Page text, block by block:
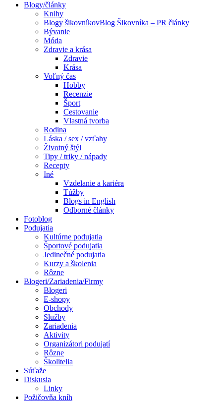
Blogy/články
Knihy
Blogy šikovníkovBlog Šikovníka – PR články
Bývanie
Móda
Zdravie a krása
Zdravie
Krása
Voľný čas
Hobby
Recenzie
Šport
Cestovanie
Vlastná tvorba
Rodina
Láska / sex / vzťahy
Životný štýl
Tipy / triky / nápady
Recepty
Iné
Vzdelanie a kariéra
Túžby
Blogs in English
Odborné články
Fotoblog
Podujatia
Kultúrne podujatia
Športové podujatia
Jedinečné podujatia
Kurzy a školenia
Rôzne
Blogeri/Zariadenia/Firmy
Blogeri
E-shopy
Obchody
Služby
Zariadenia
Aktivity
Organizátori podujatí
Rôzne
Školitelia
Súťaže
Diskusia
Linky
Požičovňa kníh